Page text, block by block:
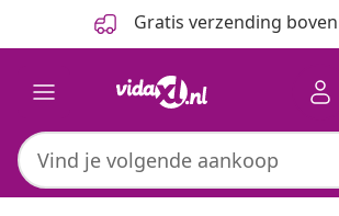
Gratis verzending